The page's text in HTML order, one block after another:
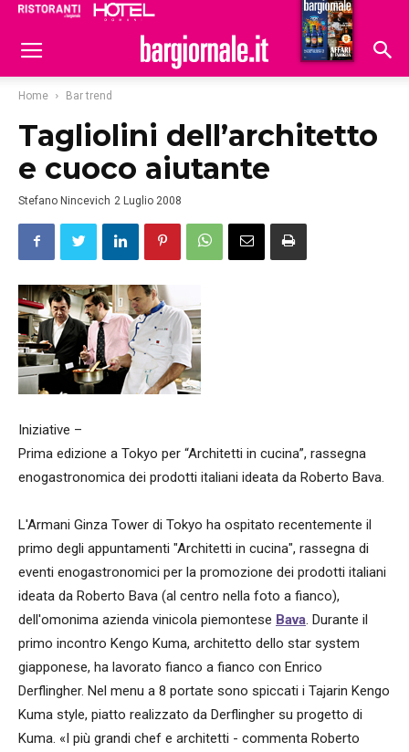
Hoteldomani
Home Bar trend
Tagliolini dell’architetto
e cuoco aiutante
Stefano Nincevich 2 Luglio 2008
Iniziative –
Prima edizione a Tokyo per “Architetti in cucina”, rassegna
enogastronomica dei prodotti italiani ideata da Roberto Bava.
L'Armani Ginza Tower di Tokyo ha ospitato recentemente il
primo degli appuntamenti "Architetti in cucina", rassegna di
eventi enogastronomici per la promozione dei prodotti italiani
ideata da Roberto Bava (al centro nella foto a fianco),
dell'omonima azienda vinicola piemontese Bava. Durante il
primo incontro Kengo Kuma, architetto dello star system
giapponese, ha lavorato fianco a fianco con Enrico
Derflingher. Nel menu a 8 portate sono spiccati i Tajarin Kengo
Kuma style, piatto realizzato da Derflingher su progetto di
Kuma. «I più grandi chef e architetti - commenta Roberto